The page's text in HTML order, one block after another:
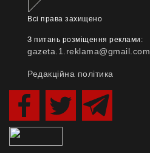
Всі права захищено
З питань розміщення реклами:
gazeta.1.reklama@gmail.com
Редакційна політика